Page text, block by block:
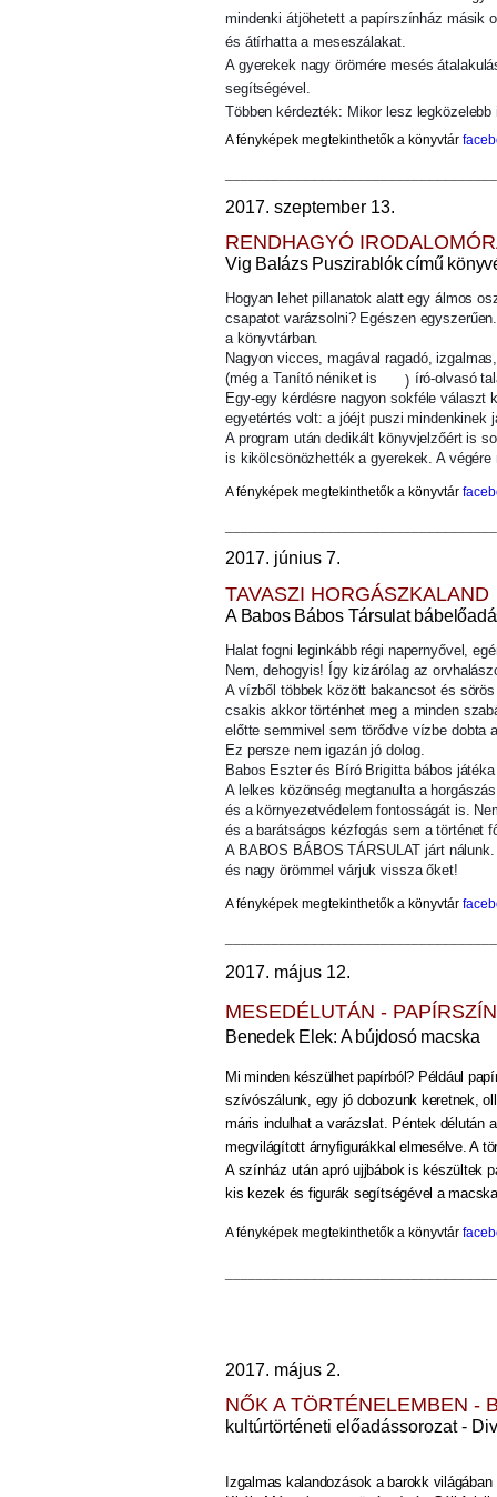
mindenki átjöhetett a papírszínház másik
és átírhatta a meseszálakat.
A gyerekek nagy örömére mesés
segítségével.
Többen kérdezték: Mikor lesz
A fényképek megtekinthetők a könyvtár
2017. szeptember 13.
RENDHAGYÓ
Vig Balázs Puszirablók című
Hogyan lehet pillanatok alatt egy álmos
csapatot varázsolni? Egészen
a könyvtárban.
Nagyon vicces, magával ragadó,
(még a Tanító néniket is
) író-olvasó
Egy-egy kérdésre nagyon sokféle választ
egyetértés volt: a jóéjt puszi mindenkinek
A program után dedikált könyvjelzőért is
is kikölcsönözhették a gyerekek. A
A fényképek megtekinthetők a könyvtár
2017. június 7.
TAVASZI HORGÁSZKALAND
A Babos Bábos Társulat
Halat fogni leginkább régi napernyővel,
Nem, dehogyis! Így kizárólag az
A vízből többek között bakancsot és
csakis akkor történhet meg a minden
előtte semmivel sem törődve vízbe dobta
Ez persze nem igazán jó dolog.
Babos Eszter és Bíró Brigitta bábos
A lelkes közönség megtanulta a
és a környezetvédelem fontosságát is.
és a barátságos kézfogás sem a történet
A BABOS BÁBOS TÁRSULAT járt
és nagy örömmel várjuk vissza őket!
A fényképek megtekinthetők a könyvtár
2017. május 12.
MESEDÉLUTÁN -
Benedek Elek: A bújdosó macska
Mi minden készülhet papírból? Például
szívószálunk, egy jó dobozunk keretnek,
máris indulhat a varázslat. Péntek délután
megvilágított árnyfigurákkal elmesélve. A
A színház után apró ujjbábok is készültek
kis kezek és figurák segítségével a
A fényképek megtekinthetők a könyvtár
2017. május 2.
NŐK A TÖRTÉNELEMBEN -
kultúrtörténeti előadássorozat-
Izgalmas kalandozások a barokk